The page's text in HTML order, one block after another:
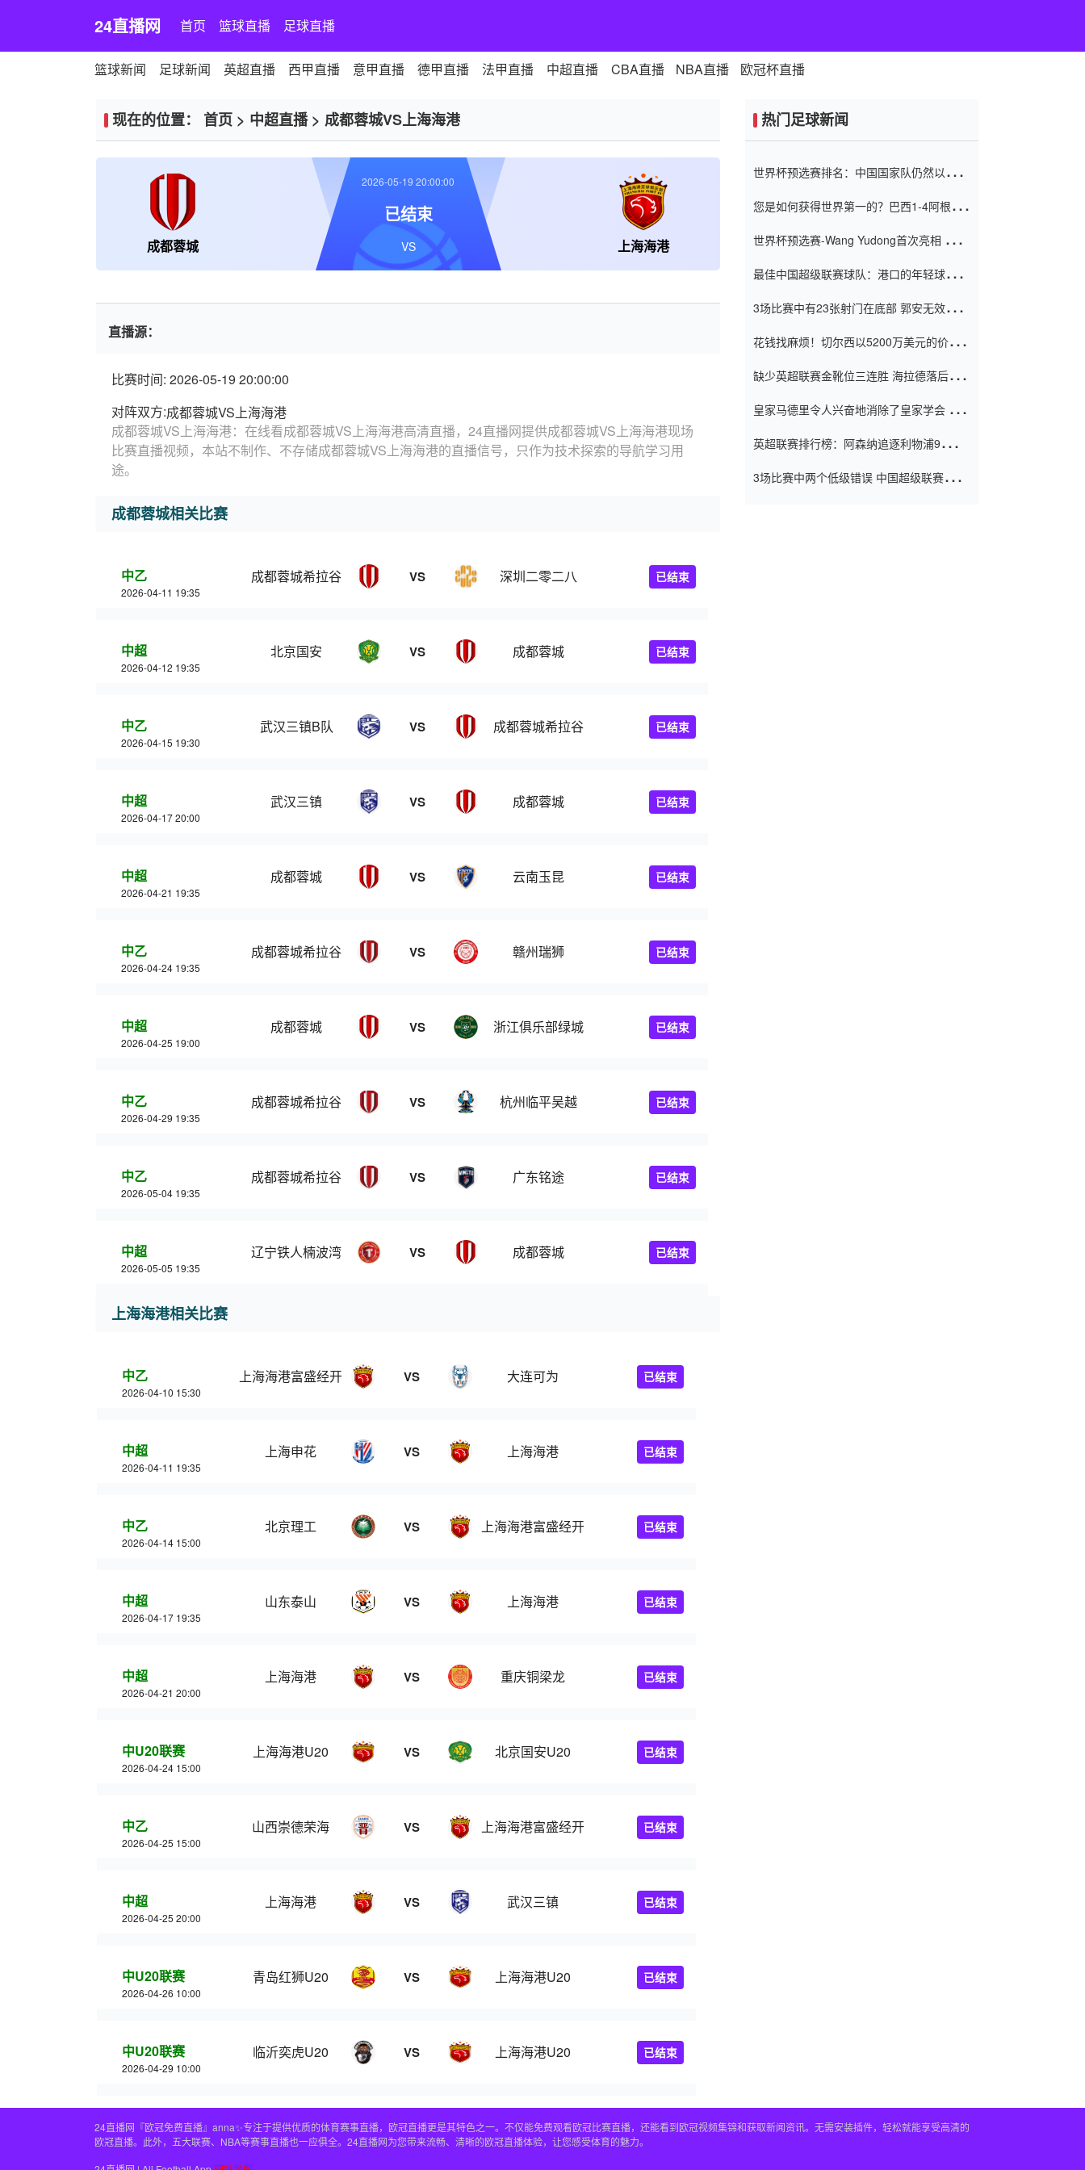
24直播网 首页 篮球直播 足球直播
篮球新闻 足球新闻 英超直播 西甲直播 意甲直播 德甲直播 法甲直播 中超直播 CBA直播 NBA直播 欧冠杯直播
现在的位置： 首页 > 中超直播> 成都蓉城VS上海海港
成都蓉城 上海海港
2026-05-19 20:00:00
已结束
VS
直播源：
比赛时间: 2026-05-19 20:00:00
对阵双方:成都蓉城VS上海海港
成都蓉城VS上海海港：在线看成都蓉城VS上海海港高清直播，24直播网提供成都蓉城VS上海海港现场
比赛直播视频，本站不制作、不存储成都蓉城VS上海海港的直播信号，只作为技术探索的导航学习用
途。
成都蓉城相关比赛
中乙
2026-04-11 19:35
成都蓉城希拉谷 VS 深圳二零二八 已结束
中超
2026-04-12 19:35
北京国安 VS 成都蓉城 已结束
中乙
2026-04-15 19:30
武汉三镇B队 VS 成都蓉城希拉谷 已结束
中超
2026-04-17 20:00
武汉三镇 VS 成都蓉城 已结束
中超
2026-04-21 19:35
成都蓉城 VS 云南玉昆 已结束
中乙
2026-04-24 19:35
成都蓉城希拉谷 VS 赣州瑞狮 已结束
中超
2026-04-25 19:00
成都蓉城 VS 浙江俱乐部绿城 已结束
中乙
2026-04-29 19:35
成都蓉城希拉谷 VS 杭州临平吴越 已结束
中乙
2026-05-04 19:35
成都蓉城希拉谷 VS 广东铭途 已结束
中超
2026-05-05 19:35
辽宁铁人楠波湾 VS 成都蓉城 已结束
上海海港相关比赛
中乙
2026-04-10 15:30
上海海港富盛经开 VS 大连可为 已结束
中超
2026-04-11 19:35
上海申花 VS 上海海港 已结束
中乙
2026-04-14 15:00
北京理工 VS 上海海港富盛经开 已结束
中超
2026-04-17 19:35
山东泰山 VS 上海海港 已结束
中超
2026-04-21 20:00
上海海港 VS 重庆铜梁龙 已结束
中U20联赛
2026-04-24 15:00
上海海港U20 VS 北京国安U20 已结束
中乙
2026-04-25 15:00
山西崇德荣海 VS 上海海港富盛经开 已结束
中超
2026-04-25 20:00
上海海港 VS 武汉三镇 已结束
中U20联赛
2026-04-26 10:00
青岛红狮U20 VS 上海海港U20 已结束
中U20联赛
2026-04-29 10:00
临沂奕虎U20 VS 上海海港U20 已结束
热门足球新闻
世界杯预选赛排名：中国国家队仍然以6分
您是如何获得世界第一的？巴西1-4阿根
世界杯预选赛-Wang Yudong首次亮相 中国
最佳中国超级联赛球队：港口的年轻球员在
（Taishan）
3场比赛中有23张射门在底部 郭安无效传球
花钱找麻烦！切尔西以5200万美元的价格
窗口
缺少英超联赛金靴位三连胜 海拉德落后6球
皇家马德里令人兴奋地消除了皇家学会 安
英超联赛排行榜：阿森纳追逐利物浦9分 曼
3场比赛中两个低级错误 中国超级联赛的前
24直播网『欧冠免费直播』anna✨专注于提供优质的体育赛事直播，欧冠直播更是其特色之一。不仅能免费观看欧冠比赛直播，还能看到欧冠视频集锦和获取新闻资讯。无需安装插件，轻松就能享受高清的
欧冠直播。此外，五大联赛、NBA等赛事直播也一应俱全。24直播网为您带来流畅、清晰的欧冠直播体验，让您感受体育的魅力。